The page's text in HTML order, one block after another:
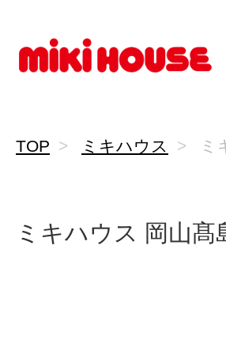
TOP ミキハウス ミ
ミキハウス 岡山髙